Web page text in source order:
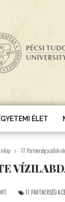
ÉLET
17. Partnerség a célok
17. PARTNERSÉG A